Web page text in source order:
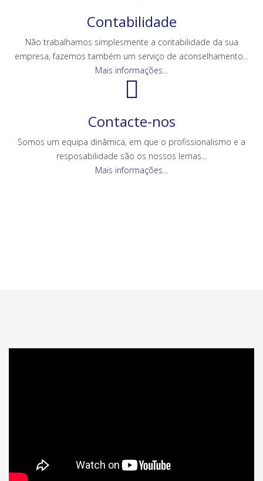
Contabilidade
Não trabalhamos simplesmente a contabilidade da sua
empresa, fazemos também um serviço de aconselhamento...
Mais informações...
Contacte-nos
Somos um equipa dinâmica, em que o profissionalismo e a
resposabilidade são os nossos lemas...
Mais informações...